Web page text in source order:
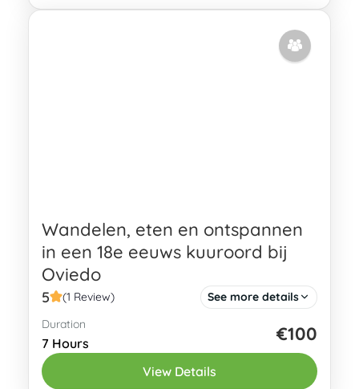
meerdere routes!)?...
Wandelen, eten en ontspannen
in een 18e eeuws kuuroord bij
Oviedo
5 (1 Review) See more details
Als je op zoek bent naar een trip met
iets actiefs, iets ontspannends en een
welverdiend 'iets lekkers', dan zit je hier
Duration
7 Hours €100
View Details